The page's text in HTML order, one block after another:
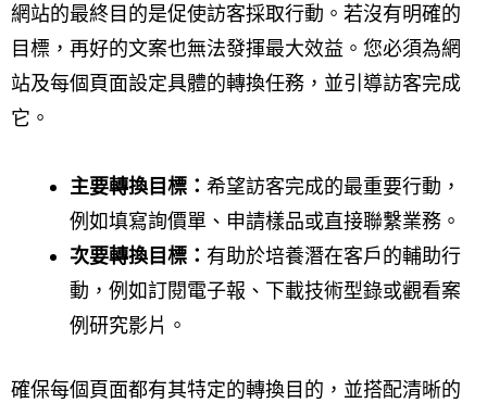
網站的最終目的是促使訪客採取行動。若沒有明確的
目標，再好的文案也無法發揮最大效益。您必須為網
站及每個頁面設定具體的轉換任務，並引導訪客完成
它。
主要轉換目標： 希望訪客完成的最重要行動，
例如填寫詢價單、申請樣品或直接聯繫業務。
次要轉換目標： 有助於培養潛在客戶的輔助行
動，例如訂閱電子報、下載技術型錄或觀看案
例研究影片。
確保每個頁面都有其特定的轉換目的，並搭配清晰的